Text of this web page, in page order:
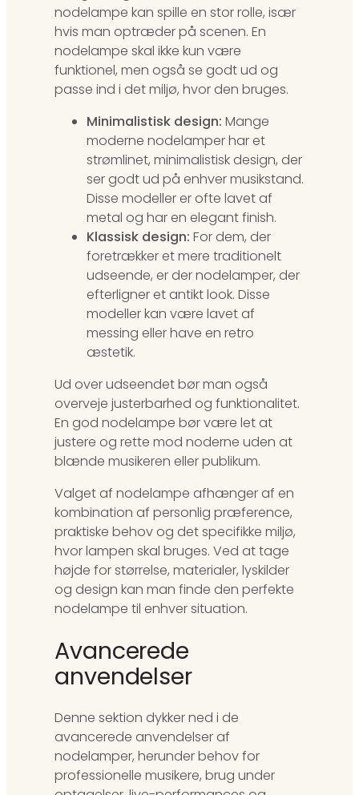
nodelampe kan spille en stor rolle, især
hvis man optræder på scenen. En
nodelampe skal ikke kun være
funktionel, men også se godt ud og
passe ind i det miljø, hvor den bruges.
Minimalistisk design: Mange
moderne nodelamper har et
strømlinet, minimalistisk design, der
ser godt ud på enhver musikstand.
Disse modeller er ofte lavet af
metal og har en elegant finish.
Klassisk design: For dem, der
foretrækker et mere traditionelt
udseende, er der nodelamper, der
efterligner et antikt look. Disse
modeller kan være lavet af
messing eller have en retro
æstetik.
Ud over udseendet bør man også
overveje justerbarhed og funktionalitet.
En god nodelampe bør være let at
justere og rette mod noderne uden at
blænde musikeren eller publikum.
Valget af nodelampe afhænger af en
kombination af personlig præference,
praktiske behov og det specifikke miljø,
hvor lampen skal bruges. Ved at tage
højde for størrelse, materialer, lyskilder
og design kan man finde den perfekte
nodelampe til enhver situation.
Avancerede
anvendelser
Denne sektion dykker ned i de
avancerede anvendelser af
nodelamper, herunder behov for
professionelle musikere, brug under